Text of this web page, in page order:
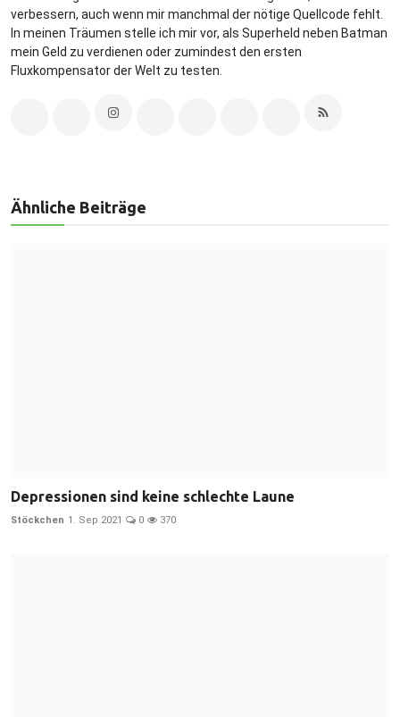
verbessern, auch wenn mir manchmal der nötige Quellcode fehlt.
In meinen Träumen stelle ich mir vor, als Superheld neben Batman
mein Geld zu verdienen oder zumindest den ersten
Fluxkompensator der Welt zu testen.
Ähnliche Beiträge
Depressionen sind keine schlechte Laune
Stöckchen 1. Sep 2021 0 370